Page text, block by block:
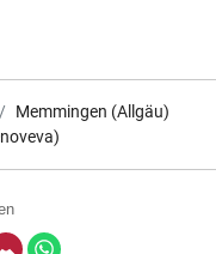
Memmingen (Allgäu)
E-Mail